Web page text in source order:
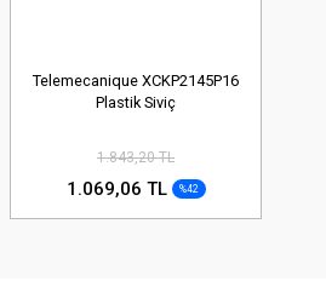
Telemecanique XCKP2145P16
Plastik Siviç
1.843,20 TL
1.069,06 TL %42